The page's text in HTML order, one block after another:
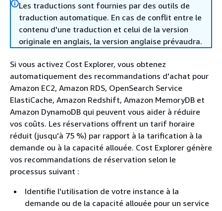
Les traductions sont fournies par des outils de
traduction automatique. En cas de conflit entre le
contenu d'une traduction et celui de la version
originale en anglais, la version anglaise prévaudra.
Si vous activez Cost Explorer, vous obtenez
automatiquement des recommandations d'achat pour
Amazon EC2, Amazon RDS, OpenSearch Service
ElastiCache, Amazon Redshift, Amazon MemoryDB et
Amazon DynamoDB qui peuvent vous aider à réduire
vos coûts. Les réservations offrent un tarif horaire
réduit (jusqu'à 75 %) par rapport à la tarification à la
demande ou à la capacité allouée. Cost Explorer génère
vos recommandations de réservation selon le
processus suivant :
Identifie l'utilisation de votre instance à la
demande ou de la capacité allouée pour un service